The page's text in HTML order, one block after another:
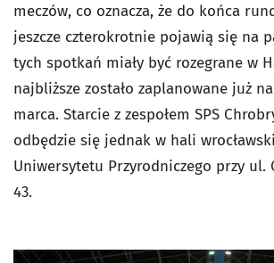
meczów, co oznacza, że do końca
jeszcze czterokrotnie pojawią się na
tych spotkań miały być rozegrane w
najbliższe zostało zaplanowane już
marca. Starcie z zespołem SPS
odbędzie się jednak w hali
Uniwersytetu Przyrodniczego przy ul.
43.